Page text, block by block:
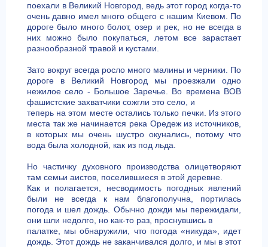
поехали в Великий Новгород, ведь этот город когда-то
очень давно имел много общего с нашим Киевом. По
дороге было много болот, озер и рек, но не всегда в
них можно было покупаться, летом все зарастает
разнообразной травой и кустами.
Зато вокруг всегда росло много малины и черники. По
дороге в Великий Новгород мы проезжали одно
нежилое село - Большое Заречье. Во времена ВОВ
фашистские захватчики сожгли это село, и
теперь на этом месте остались только печки. Из этого
места так же начинается река Оредеж из источников,
в которых мы очень шустро окунались, потому что
вода была холодной, как из под льда.
Но частичку духовного производства олицетворяют
там семьи аистов, поселившиеся в этой деревне.
Как и полагается, несводимость погодных явлений
были не всегда к нам благополучна, портилась
погода и шел дождь. Обычно дожди мы пережидали,
они шли недолго, но как-то раз, проснувшись в
палатке, мы обнаружили, что погода «никуда», идет
дождь. Этот дождь не заканчивался долго, и мы в этот